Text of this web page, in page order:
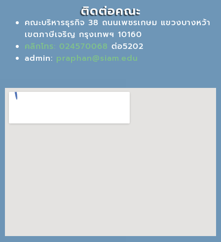
ติดต่อคณะ
คณะบริหารธุรกิจ 38 ถนนเพชรเกษม แขวงบางหว้า
เขตภาษีเจริญ กรุงเทพฯ 10160
คลิกโทร: 024570068 ต่อ5202
admin: praphan@siam.edu